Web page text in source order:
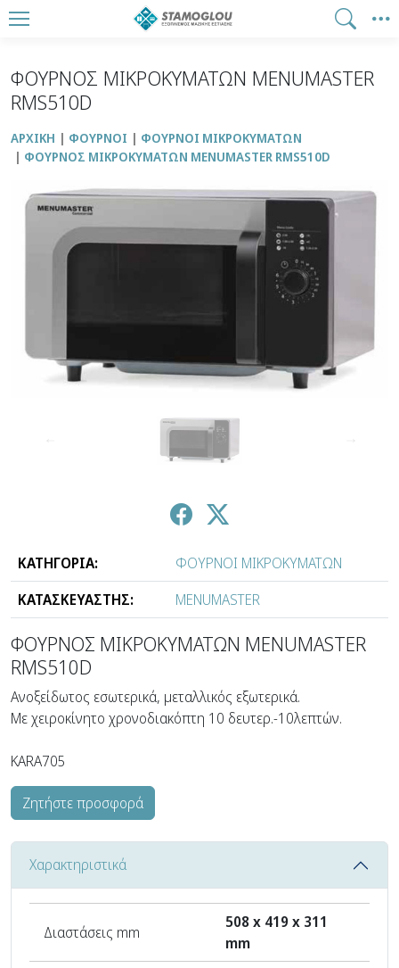
ΦΟΥΡΝΟΣ ΜΙΚΡΟΚΥΜΑΤΩΝ MENUMASTER
RMS510D
ΑΡΧΙΚΉ ΦΟΥΡΝΟΙ
ΦΟΥΡΝΟΙ ΜΙΚΡΟΚΥΜΑΤΩΝ
ΦΟΥΡΝΟΣ ΜΙΚΡΟΚΥΜΑΤΩΝ MENUMASTER RMS510D
↑ ↓
ΚΑΤΗΓΟΡΙΑ:
ΦΟΥΡΝΟΙ ΜΙΚΡΟΚΥΜΑΤΩΝ
ΚΑΤΑΣΚΕΥΑΣΤΗΣ:
MENUMASTER
ΦΟΥΡΝΟΣ ΜΙΚΡΟΚΥΜΑΤΩΝ MENUMASTER
RMS510D
Aνοξείδωτος εσωτερικά, μεταλλικός εξωτερικά.
Με χειροκίνητο χρονοδιακόπτη 10 δευτερ.-10λεπτών.
KARA705
Ζητήστε προσφορά
Χαρακτηριστικά
Διαστάσεις mm
508 x 419 x 311
mm